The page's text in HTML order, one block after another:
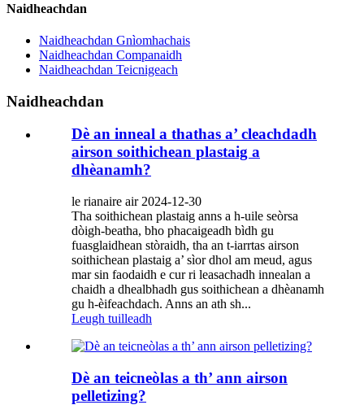
Naidheachdan
Naidheachdan Gnìomhachais
Naidheachdan Companaidh
Naidheachdan Teicnigeach
Naidheachdan
Dè an inneal a thathas a’ cleachdadh
airson soithichean plastaig a
dhèanamh?
le rianaire air 2024-12-30
Tha soithichean plastaig anns a h-uile seòrsa
dòigh-beatha, bho phacaigeadh bìdh gu
fuasglaidhean stòraidh, tha an t-iarrtas airson
soithichean plastaig a’ sìor dhol am meud, agus
mar sin faodaidh e cur ri leasachadh innealan a
chaidh a dhealbhadh gus soithichean a dhèanamh
gu h-èifeachdach. Anns an ath sh...
Leugh tuilleadh
Dè an teicneòlas a th’ ann airson
pelletizing?